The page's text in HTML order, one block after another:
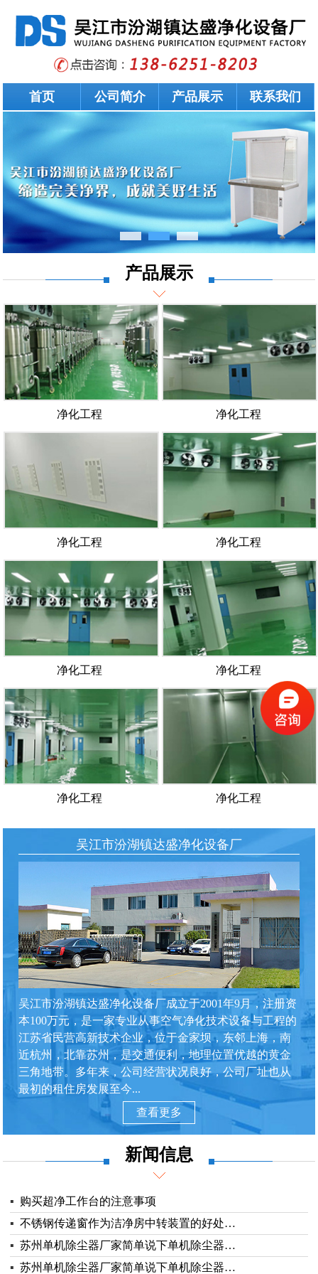
首页 公司简介 产品展示 联系我们
产品展示
净化工程 净化工程
净化工程 净化工程
净化工程 净化工程
净化工程 净化工程
吴江市汾湖镇达盛净化设备厂
吴江市汾湖镇达盛净化设备厂成立于2001年9月，注册资
本100万元，是一家专业从事空气净化技术设备与工程的
江苏省民营高新技术企业，位于金家坝，东邻上海，南
近杭州，北靠苏州，是交通便利，地理位置优越的黄金
三角地带。多年来，公司经营状况良好，公司厂址也从
最初的租住房发展至今...
查看更多
新闻信息
▪ 购买超净工作台的注意事项
▪ 不锈钢传递窗作为洁净房中转装置的好处…
▪ 苏州单机除尘器厂家简单说下单机除尘器…
▪ 苏州单机除尘器厂家简单说下单机除尘器…